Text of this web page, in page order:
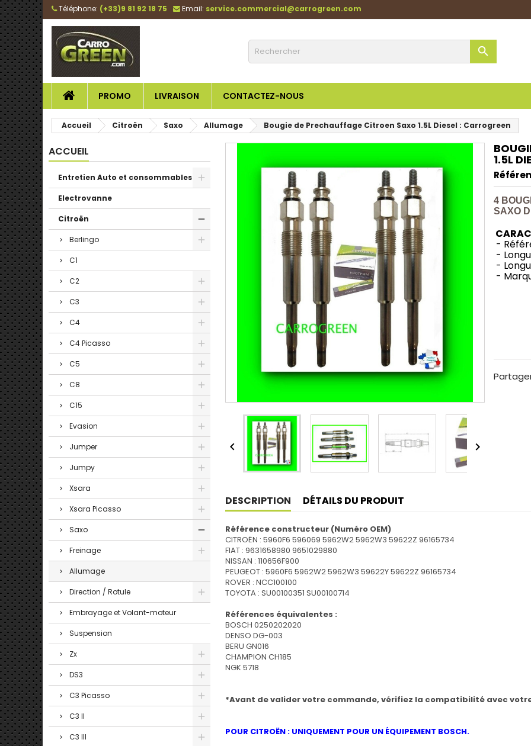
Téléphone: (+33)9 81 92 18 75 Email: service.commercial@carrogreen.com

PROMO LIVRAISON CONTACTEZ-NOUS
Accueil Citroën Saxo Allumage Bougie de Prechauffage Citroen Saxo 1.5L Diesel : Carrogreen
ACCUEIL
Entretien Auto et consommables
Electrovanne
Citroën
Berlingo
C1
C2
C3
C4
C4 Picasso
C5
C8
C15
Evasion
Jumper
Jumpy
Xsara
Xsara Picasso
Saxo
Freinage
Allumage
Direction / Rotule
Embrayage et Volant-moteur
Suspension
Zx
DS3
C3 Picasso
C3 II
C3 III
 
1.5L
4
SAXO
-
-
-
-
DESCRIPTION DÉTAILS DU PRODUIT
Référence constructeur (Numéro OEM)
CITROËN : 5960F6 596069 5962W2 5962W3 59622Z 96165734
FIAT : 9631658980 9651029880
NISSAN : 110656F900
PEUGEOT : 5960F6 5962W2 5962W3 59622Y 59622Z 96165734
ROVER : NCC100100
TOYOTA : SU00100351 SU00100714
Références équivalentes :
BOSCH 0250202020
DENSO DG-003
BERU GN016
CHAMPION CH185
NGK 5718
*Avant de valider votre commande, vérifiez la compatibilité avec
POUR CITROËN : UNIQUEMENT POUR UN ÉQUIPEMENT BOSCH.Aperçu rapide